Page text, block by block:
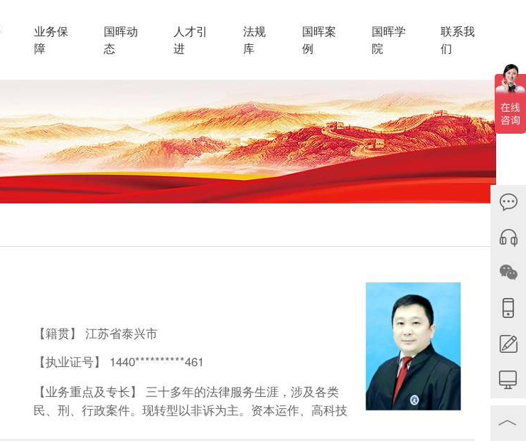
业务保
障
国晖动
态
人才引
进
法规
库
国晖案
例
国晖学
院
联系我
们
【籍贯】 江苏省泰兴市
【执业证号】 1440**********461
【业务重点及专长】 三十多年的法律服务生涯，涉及各类
民、刑、行政案件。现转型以非诉为主。资本运作、高科技
︿